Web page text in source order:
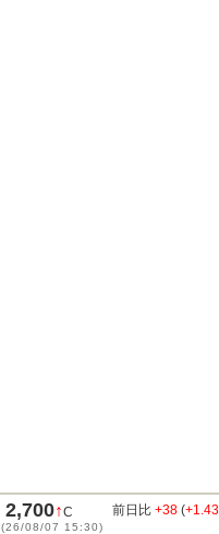
2,700↑C
(26/08/07 15:30)
前日比 +38 (